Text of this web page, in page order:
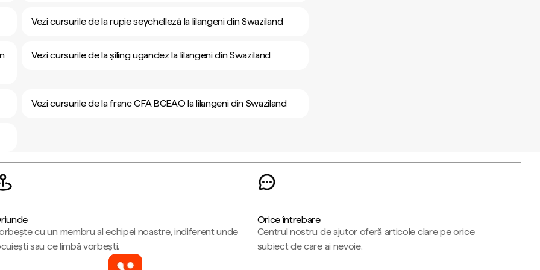
Vezi cursurile de la rupie seychelleză la lilangeni din Swaziland
Vezi cursurile de la șiling ugandez la lilangeni din Swaziland
Vezi cursurile de la franc CFA BCEAO la lilangeni din Swaziland
cu un membru al echipei noastre, indiferent unde
sau ce limbă vorbești.
Orice întrebare
Centrul nostru de ajutor oferă articole clare pe orice
subiect de care ai nevoie.